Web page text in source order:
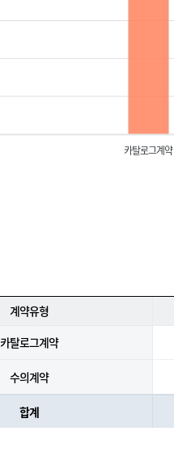
카탈로그계약
계약유형
카탈로그계약
수의계약
합계